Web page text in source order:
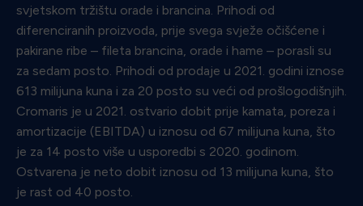
svjetskom tržištu orade i brancina. Prihodi od
diferenciranih proizvoda, prije svega svježe očišćene i
pakirane ribe – fileta brancina, orade i hame – porasli su
za sedam posto. Prihodi od prodaje u 2021. godini iznose
613 milijuna kuna i za 20 posto su veći od prošlogodišnjih.
Cromaris je u 2021. ostvario dobit prije kamata, poreza i
amortizacije (EBITDA) u iznosu od 67 milijuna kuna, što
je za 14 posto više u usporedbi s 2020. godinom.
Ostvarena je neto dobit iznosu od 13 milijuna kuna, što
je rast od 40 posto.